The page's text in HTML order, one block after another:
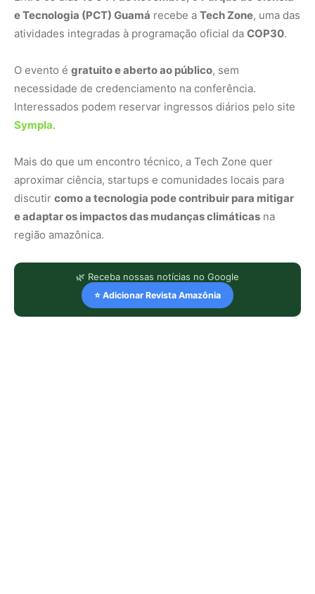
e Tecnologia (PCT) Guamá recebe a Tech Zone, uma das
atividades integradas à programação oficial da COP30.
O evento é gratuito e aberto ao público, sem
necessidade de credenciamento na conferência.
Interessados podem reservar ingressos diários pelo site
Sympla.
Mais do que um encontro técnico, a Tech Zone quer
aproximar ciência, startups e comunidades locais para
discutir como a tecnologia pode contribuir para mitigar
e adaptar os impactos das mudanças climáticas na
região amazônica.
🌿 Receba nossas notícias no Google
⭐ Adicionar Revista Amazônia